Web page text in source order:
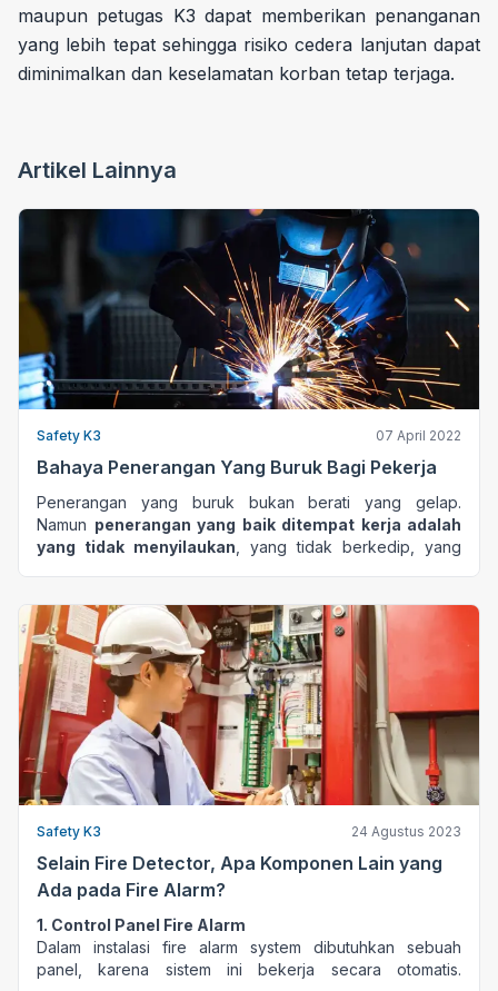
maupun petugas K3 dapat memberikan penanganan
yang lebih tepat sehingga risiko cedera lanjutan dapat
diminimalkan dan keselamatan korban tetap terjaga.
Artikel Lainnya
Safety K3 07 April 2022
Bahaya Penerangan Yang Buruk Bagi Pekerja
Penerangan yang buruk bukan berati yang gelap.
Namun penerangan yang baik ditempat kerja adalah
yang tidak menyilaukan, yang tidak berkedip, yang
dinyatakan dalam satuan Lux.
Dalam bekerja tentunyapencahayaan ini sangat
penting, sehingga dalam regulasi pemerintah telah
dibuatkan standarisasi berkaitan tingkat pencahayaan
untuk jenis-jenis pekerjaan tertentu. Misalnya untuk
penerangan di halaman dan jalan standar yang ditetapkan
pemerintah yaitu setidaknya 20 lux.
Atau untuk pekerjaan yang sifatnya mengerjakan bahan-
bahan yang kasar, atau pergudangan untuk menyimpan
Semakin teliti maka semakin tinggi juga intensitas
yang diperlukannamun tetap ada batasannya. Karena
pencahayaan yang terlalu terang juga bisa
membahayakan.
Penerangan yang buruk atau yang tidak sesuai dengan
jenis pekerjaannya akan menimbulkan risiko pada
pekerja seperti kelelahan mata, berkurangannya
Safety K3 24 Agustus 2023
Selain Fire Detector, Apa Komponen Lain yang
Ada pada Fire Alarm?
1. Control Panel Fire Alarm
Dalam instalasi fire alarm system dibutuhkan sebuah
panel, karena sistem ini bekerja secara otomatis.